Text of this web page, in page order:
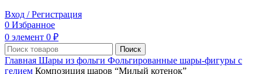
Вход / Регистрация
0 Избранное
0 элемент 0 ₽
Поиск
Главная Шары из фольги Фольгированные шары-фигуры с
гелием Композиция шаров “Милый котенок”